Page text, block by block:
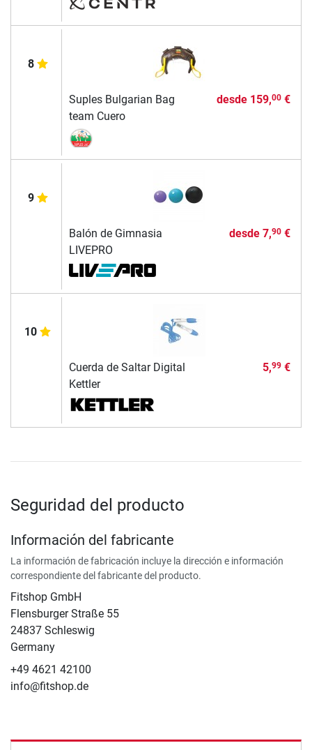
8
Suples Bulgarian Bag
team Cuero
desde 159,00€
9
Balón de Gimnasia
LIVEPRO
desde 7,90€
10
Cuerda de Saltar Digital
Kettler
5,99€
Seguridad del producto
Información del fabricante
La información de fabricación incluye la dirección e información
correspondiente del fabricante del producto.
Fitshop GmbH
Flensburger Straße 55
24837 Schleswig
Germany
+49 4621 42100
info@fitshop.de